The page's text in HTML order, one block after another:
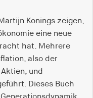
Konings zeigen,
eine neue
hat. Mehrere
also der
und
Dieses Buch